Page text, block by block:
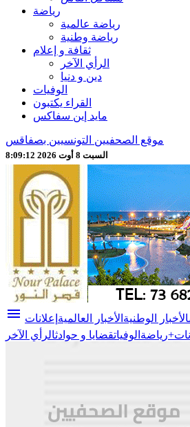
رياضة
رياضة عالمية
رياضة وطنية
ثقافة و إعلام
الرأي الآخر
دين و دنيا
الوفيات
القراء يكتبون
مايد إين سفاكس
موقع الصحفيين التونسيين بصفاقس
السبت 8 أوت 2026 8:09:14
menu الأخبار الوطنية الأخبار العالمية إعلانات
رياضة الوفياتقضايا و حوادثالرأي الآخر